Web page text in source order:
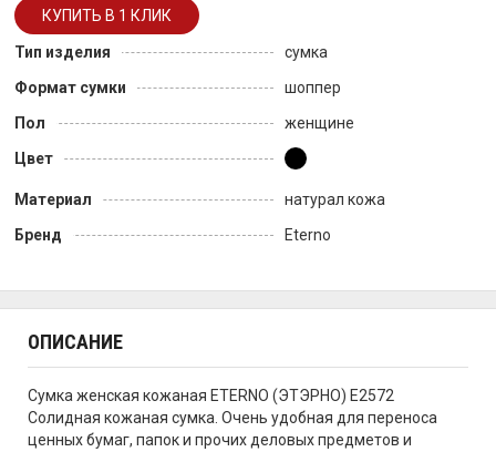
Тип изделия
сумка
Формат сумки
шоппер
Пол
женщине
Цвет
Материал
натурал кожа
Бренд
Eterno
ОПИСАНИЕ
Сумка женская кожаная ETERNO (ЭТЭРНО) E2572
Солидная кожаная сумка. Очень удобная для переноса
ценных бумаг, папок и прочих деловых предметов и